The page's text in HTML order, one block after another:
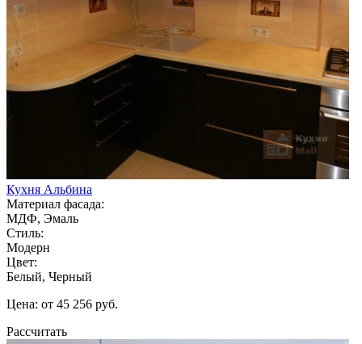
Кухня Альбина
Материал фасада:
МДФ, Эмаль
Стиль:
Модерн
Цвет:
Белый, Черный
Цена: от 45 256 руб.
Рассчитать